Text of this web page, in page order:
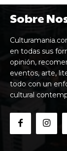
Sobre
en todas sus
opinión,
eventos, arte,
todo con un
cultural